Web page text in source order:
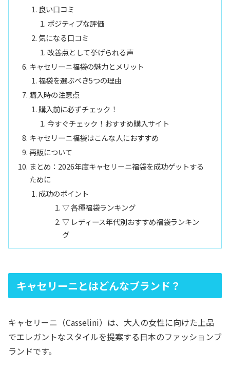
良い口コミ
ポジティブな評価
気になる口コミ
改善点として挙げられる声
キャセリーニ福袋の魅力とメリット
福袋を選ぶべき5つの理由
購入時の注意点
購入前に必ずチェック！
今すぐチェック！おすすめ購入サイト
キャセリーニ福袋はこんな人におすすめ
再販について
まとめ：2026年度キャセリーニ福袋を成功ゲットする
ために
成功のポイント
▽ 各種福袋ランキング
▽ レディース年代別おすすめ福袋ランキン
グ
キャセリーニとはどんなブランド？
キャセリーニ（Casselini）は、大人の女性に向けた上品
でエレガントなスタイルを提案する日本のファッションブ
ランドです。